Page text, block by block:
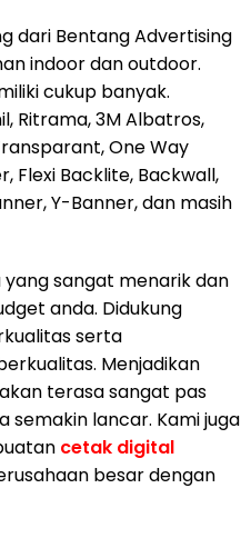
dari Bentang Advertising
indoor dan outdoor.
cukup banyak.
Ritrama, 3M Albatros,
One Way
Flexi Backlite, Backwall,
Y-Banner, dan masih
sangat menarik dan
anda. Didukung
serta
Menjadikan
terasa sangat pas
semakin lancar. Kami juga
cetak digital
besar dengan